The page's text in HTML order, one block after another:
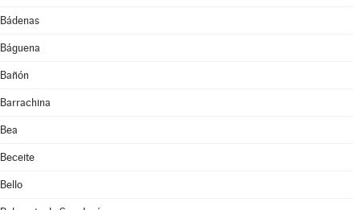
Bádenas
Báguena
Bañón
Barrachina
Bea
Beceite
Bello